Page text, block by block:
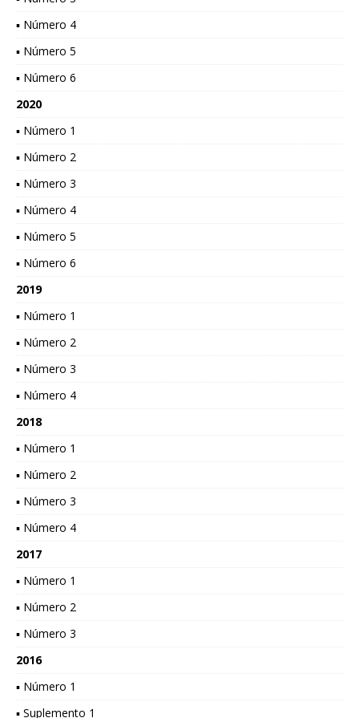
▪ Número 4
▪ Número 5
▪ Número 6
2020
▪ Número 1
▪ Número 2
▪ Número 3
▪ Número 4
▪ Número 5
▪ Número 6
2019
▪ Número 1
▪ Número 2
▪ Número 3
▪ Número 4
2018
▪ Número 1
▪ Número 2
▪ Número 3
▪ Número 4
2017
▪ Número 1
▪ Número 2
▪ Número 3
2016
▪ Número 1
▪ Suplemento 1